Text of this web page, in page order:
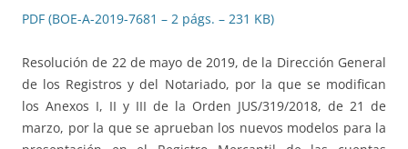
PDF (BOE-A-2019-7681 – 2 págs. – 231 KB)
Resolución de 22 de mayo de 2019, de la Dirección General
de los Registros y del Notariado, por la que se modifican
los Anexos I, II y III de la Orden JUS/319/2018, de 21 de
marzo, por la que se aprueban los nuevos modelos para la